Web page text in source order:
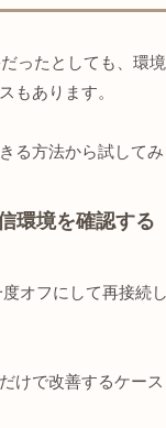
ったとしても、環
もあります。
る方法から試してみ
環境を確認する
オフにして再接続
けで改善するケース